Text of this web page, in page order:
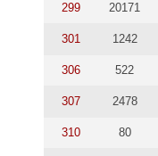
299 20171
301 1242
306 522
307 2478
310 80